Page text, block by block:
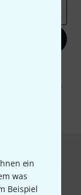
ein
was
Beispiel
von E-Mail-
zu. Die
finden Sie in